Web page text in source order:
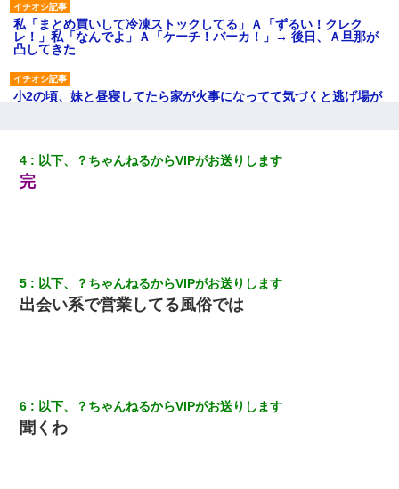
私「まとめ買いして冷凍ストックしてる」Ａ「ずるい！クレク
レ！」私「なんでよ」Ａ「ケーチ！バーカ！」→ 後日、Ａ旦那が
凸してきた
小2の頃、妹と昼寝してたら家が火事になってて気づくと逃げ場が
彼女(美人女医)にネックレスをプレゼント。「こんな安物を渡すく
らいなら、渡さないほうがマシだからね」→ ６０万したと話した
ら・・・
22歳の頃、父に36歳の男性とお見合いをしてくれと頼まれた。父
の親会社の経営者の息子さんだったので、父も喜んで私の写真を
（は？）
4 以下、？ちゃんねるからVIPがお送りします
完
5 以下、？ちゃんねるからVIPがお送りします
出会い系で営業してる風俗では
6 以下、？ちゃんねるからVIPがお送りします
聞くわ